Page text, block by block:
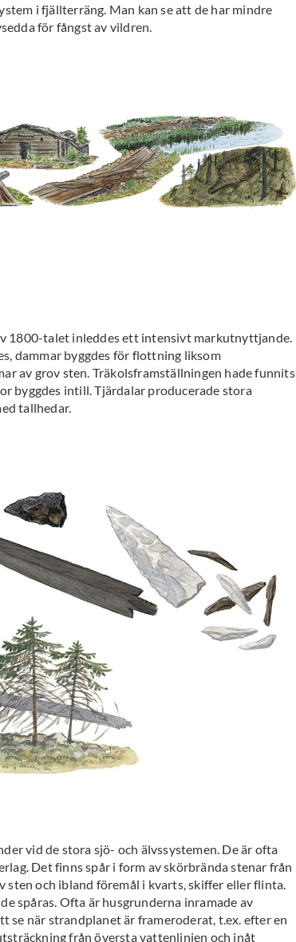
i fjällterräng. Man kan se att de har mindre
för fångst av vildren.
1800-talet inleddes ett intensivt markutnyttjande.
dammar byggdes för flottning liksom
av grov sten. Träkolsframställningen hade funnits
byggdes intill. Tjärdalar producerade stora
tallhedar.
vid de stora sjö- och älvssystemen. De är ofta
Det finns spår i form av skörbrända stenar från
och ibland föremål i kvarts, skiffer eller flinta.
spåras. Ofta är husgrunderna inramade av
se när strandplanet är frameroderat, t.ex. efter en
från översta vattenlinjen och inåt